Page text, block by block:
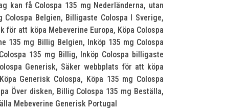
kan få Colospa 135 mg Nederländerna, utan
Belgien, Billigaste Colospa I Sverige,
för att köpa Mebeverine Europa, Köpa Colospa
135 mg Billig Belgien, Inköp 135 mg Colospa
135 mg Billig, Inköp Colospa billigaste
Generisk, Säker webbplats för att köpa
Generisk Colospa, Köpa 135 mg Colospa
Över disken, Billig Colospa 135 mg Beställa,
Mebeverine Generisk Portugal